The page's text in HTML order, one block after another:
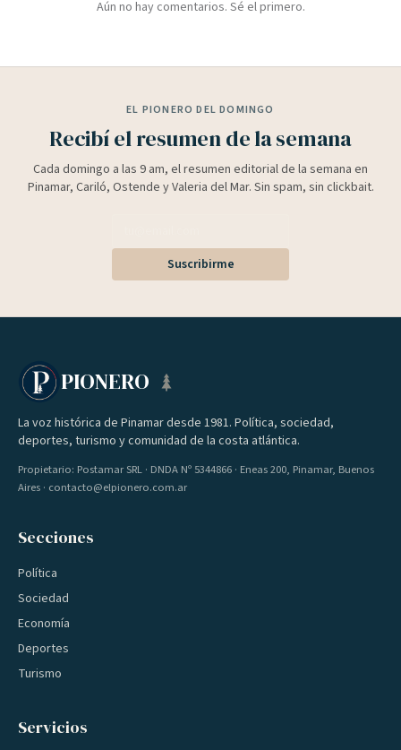
Aún no hay comentarios. Sé el primero.
EL PIONERO DEL DOMINGO
Recibí el resumen de la semana
Cada domingo a las 9 am, el resumen editorial de la semana en
Pinamar, Cariló, Ostende y Valeria del Mar. Sin spam, sin clickbait.
Suscribirme
PIONERO
La voz histórica de Pinamar desde 1981. Política, sociedad,
deportes, turismo y comunidad de la costa atlántica.
Propietario: Postamar SRL · DNDA Nº 5344866 · Eneas 200, Pinamar, Buenos
Aires · contacto@elpionero.com.ar
Secciones
Política
Sociedad
Economía
Deportes
Turismo
Servicios